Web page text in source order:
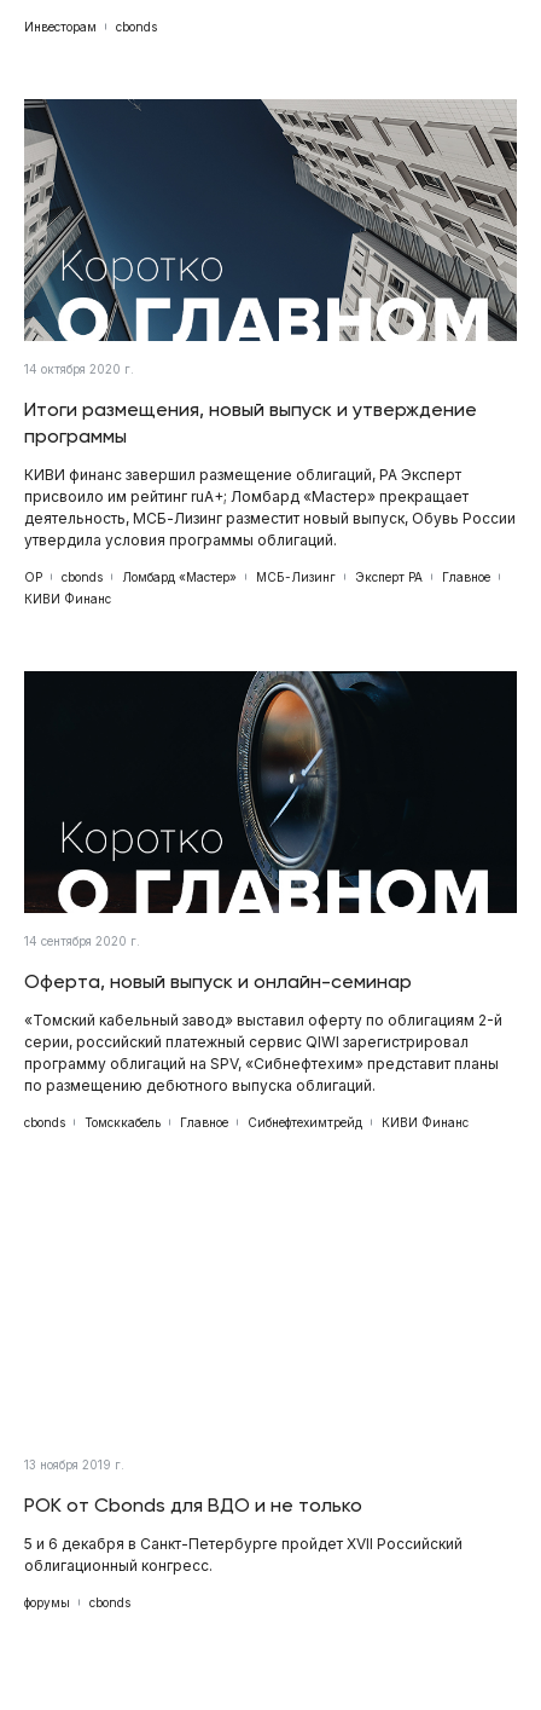
Инвесторам cbonds
14 октября 2020 г.
Итоги размещения, новый выпуск и утверждение
программы
КИВИ финанс завершил размещение облигаций, РА Эксперт
присвоило им рейтинг ruA+; Ломбард «Мастер» прекращает
деятельность, МСБ-Лизинг разместит новый выпуск, Обувь России
утвердила условия программы облигаций.
ОР cbonds Ломбард «Мастер» МСБ-Лизинг Эксперт РА
Главное
КИВИ Финанс
14 сентября 2020 г.
Оферта, новый выпуск и онлайн-семинар
«Томский кабельный завод» выставил оферту по облигациям 2-й
серии, российский платежный сервис QIWI зарегистрировал
программу облигаций на SPV, «Сибнефтехим» представит планы
по размещению дебютного выпуска облигаций.
cbonds Томсккабель Главное Сибнефтехимтрейд КИВИ Финанс
13 ноября 2019 г.
РОК от Cbonds для ВДО и не только
5 и 6 декабря в Санкт-Петербурге пройдет XVII Российский
облигационный конгресс.
форумы cbonds